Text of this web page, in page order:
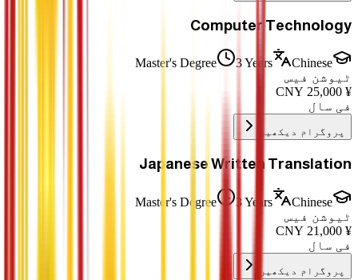
Computer Technology
Master's Degree 3 Years
Chinese
ٹیوشن فیس
¥
25,000
فی سال
پروگرام دیکھیں
Japanese Written Translation
Master's Degree 3 Years
Chinese
ٹیوشن فیس
¥
21,000
فی سال
پروگرام دیکھیں